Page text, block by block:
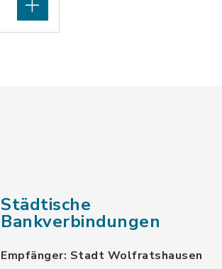
Städtische
Bankverbindungen
Empfänger: Stadt Wolfratshausen